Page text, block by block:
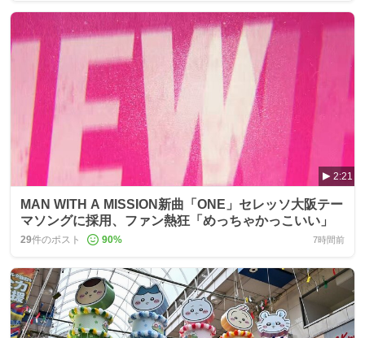
2:21
MAN WITH A MISSION新曲「ONE」セレッソ大阪テー
マソングに採用、ファン熱狂「めっちゃかっこいい」
29件のポスト 90% 7時間前